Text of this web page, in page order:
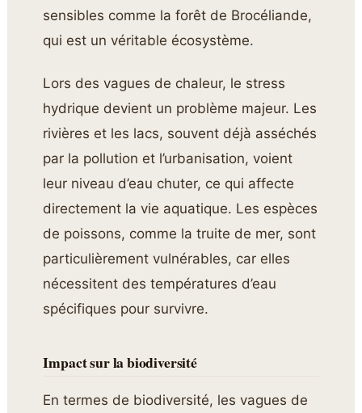
sensibles comme la forêt de Brocéliande,
qui est un véritable écosystème.
Lors des vagues de chaleur, le stress
hydrique devient un problème majeur. Les
rivières et les lacs, souvent déjà asséchés
par la pollution et l’urbanisation, voient
leur niveau d’eau chuter, ce qui affecte
directement la vie aquatique. Les espèces
de poissons, comme la truite de mer, sont
particulièrement vulnérables, car elles
nécessitent des températures d’eau
spécifiques pour survivre.
Impact sur la biodiversité
En termes de biodiversité, les vagues de